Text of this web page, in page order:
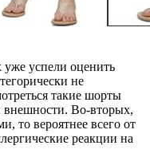
уже успели оценить
не
такие шорты
внешности. Во-вторых,
то вероятнее всего от
реакции на